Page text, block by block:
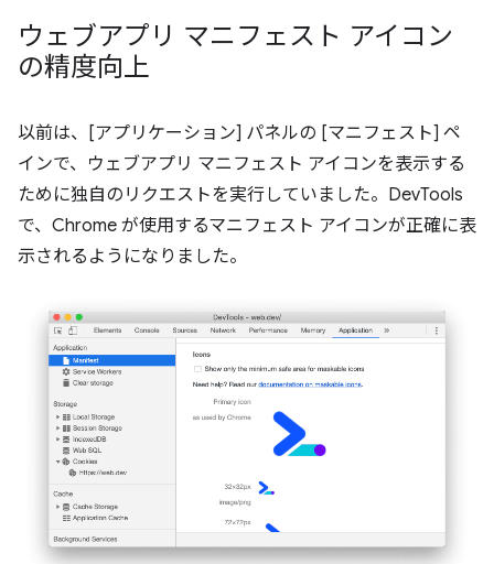
ウェブアプリ マニフェスト アイコン
の精度向上
以前は、[アプリケーション] パネルの [マニフェスト] ペ
インで、ウェブアプリ マニフェスト アイコンを表示する
ために独自のリクエストを実行していました。DevTools
で、Chrome が使用するマニフェスト アイコンが正確に表
示されるようになりました。